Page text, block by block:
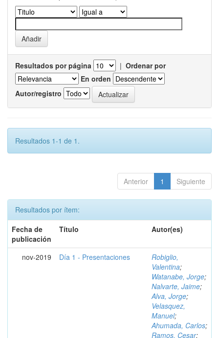
Resultados por página | Ordenar por
En orden
Autor/registro
Resultados 1-1 de 1.
Anterior 1 Siguiente
Resultados por ítem:
Fecha de
publicación
Título Autor(es)
nov-2019 Día 1 - Presentaciones
Robiglio,
Valentina;
Watanabe, Jorge;
Nalvarte, Jaime;
Alva, Jorge;
Velasquez,
Manuel;
Ahumada, Carlos;
Ramos, Cesar;